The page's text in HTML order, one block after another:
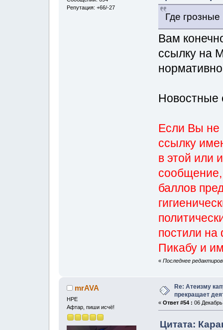
Репутация: +66/-27
Где
Вам
ссылку на
Новостные
Если Вы не
ссылку
в этой или
баллов
постили на
Пикабу и
« Последнее
mrAVA
НРЕ
Афтар, пиши исчё!
Re: Атеизму
прекращает
« Ответ #54 : 06
Цитата: